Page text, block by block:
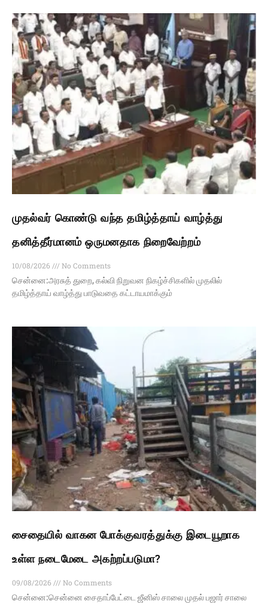
முதல்வர் கொண்டு வந்த தமிழ்த்தாய் வாழ்த்து
தனித்தீர்மானம் ஒருமனதாக நிறைவேற்றம்
10/08/2026
No Comments
சென்னை:அரசுத் துறை, கல்வி நிறுவன நிகழ்ச்சிகளில் முதலில்
தமிழ்த்தாய் வாழ்த்து பாடுவதை கட்டாயமாக்கும்
சைதையில் வாகன போக்குவரத்துக்கு இடையூறாக
உள்ள நடைமேடை அகற்றப்படுமா?
09/08/2026
No Comments
சென்னை:சென்னை சைதாப்பேட்டை ஜீனிஸ் சாலை முதல் பஜார் சாலை